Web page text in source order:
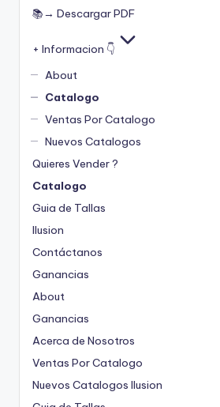
📚→ Descargar PDF
+ Informacion 👇
About
Catalogo
Ventas Por Catalogo
Nuevos Catalogos
Quieres Vender ?
Catalogo
Guia de Tallas
Ilusion
Contáctanos
Ganancias
About
Ganancias
Acerca de Nosotros
Ventas Por Catalogo
Nuevos Catalogos Ilusion